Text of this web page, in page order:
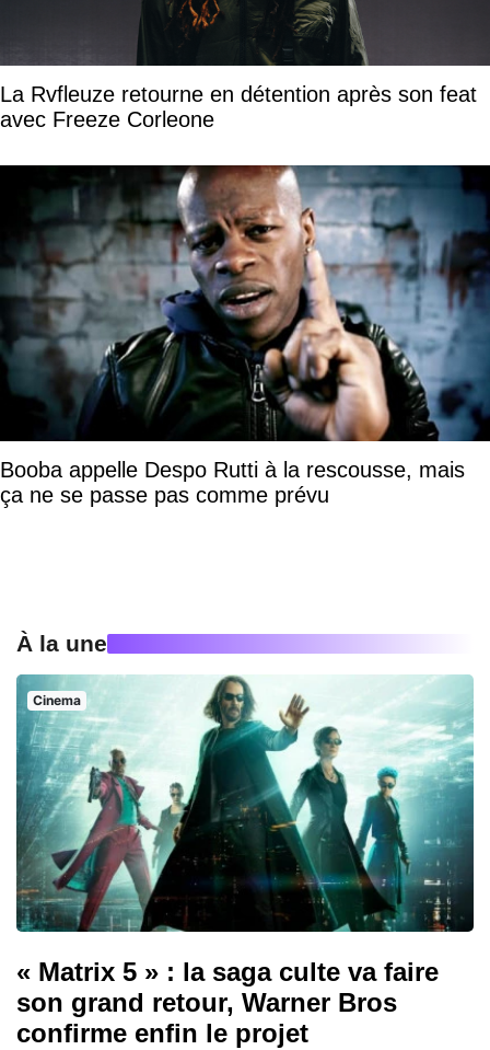
La Rvfleuze retourne en détention après son feat
avec Freeze Corleone
Booba appelle Despo Rutti à la rescousse, mais
ça ne se passe pas comme prévu
À la une
Cinema
« Matrix 5 » : la saga culte va faire
son grand retour, Warner Bros
confirme enfin le projet